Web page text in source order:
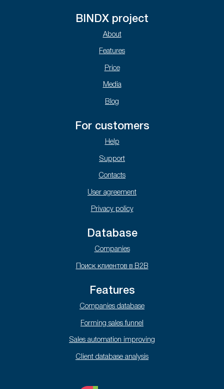
BINDX project
About
Features
Price
Media
Blog
For customers
Help
Support
Contacts
User agreement
Privacy policy
Database
Companies
Поиск клиентов в B2B
Features
Companies database
Forming sales funnel
Sales automation improving
Client database analysis